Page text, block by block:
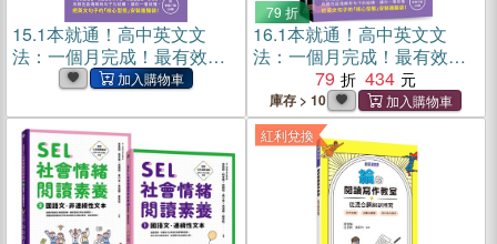
15.1本就通！高中英文文
法：一個月完成！最有效率
學完升大學必備文法(電子書)
79 折
16.1本就通！高中英文文
法：一個月完成！最有效率
學完升大學必備文法（附音
檔下載QR碼）
79 434
庫存 > 10
紅利兌換